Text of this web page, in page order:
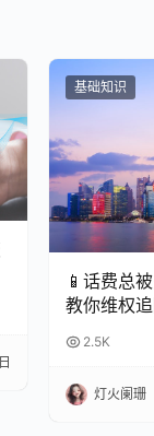
基础知识
📱话费总
教你维权
2.5K
灯火阑珊